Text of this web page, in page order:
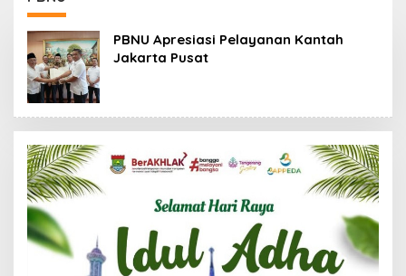
PBNU Apresiasi Pelayanan Kantah
Jakarta Pusat